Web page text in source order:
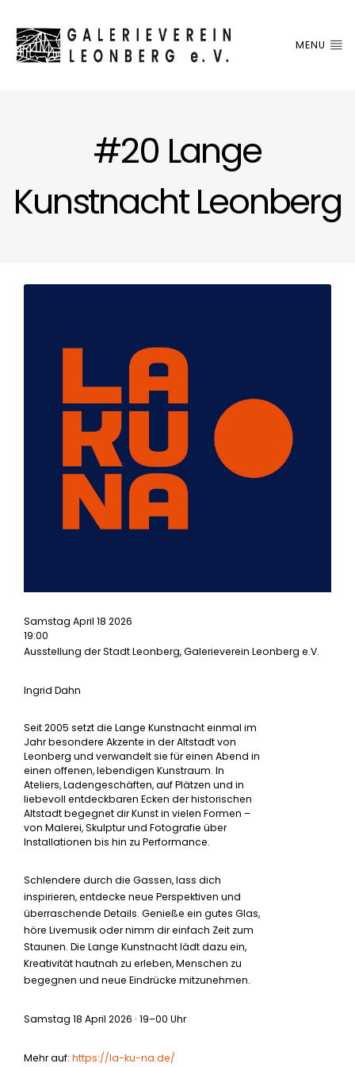
MENU
#20 Lange
Kunstnacht Leonberg
Seit 2005 setzt die Lange Kunstnacht einmal im
Jahr besondere Akzente in der Altstadt von
Leonberg und verwandelt sie für einen Abend in
einen offenen, lebendigen Kunstraum. In
Ateliers, Ladengeschäften, auf Plätzen und in
liebevoll entdeckbaren Ecken der historischen
Altstadt begegnet dir Kunst in vielen Formen –
von Malerei, Skulptur und Fotografie über
Installationen bis hin zu Performance.
Schlendere durch die Gassen, lass dich
inspirieren, entdecke neue Perspektiven und
überraschende Details. Genieße ein gutes Glas,
höre Livemusik oder nimm dir einfach Zeit zum
Staunen. Die Lange Kunstnacht lädt dazu ein,
Kreativität hautnah zu erleben, Menschen zu
begegnen und neue Eindrücke mitzunehmen.
Samstag 18 April 2026 · 19–00 Uhr
Mehr auf: https://la-ku-na.de/
Samstag April 18 2026
19:00
Ausstellung der Stadt Leonberg, Galerieverein Leonberg e.V.
Ingrid Dahn